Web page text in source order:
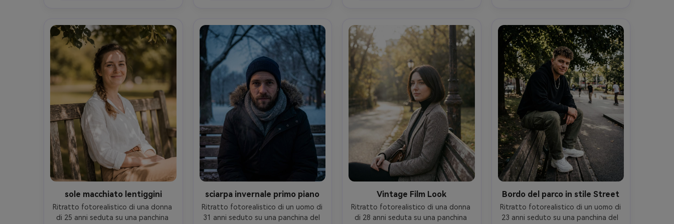
alberi, Sony A7R V, 35mm f/1.8,
ritratto ambientale con panca e
percorso visibili, composizione
regola dei terzi, umore fresco e
energico, lucentezza realistica del
sudore, ombre naturali, alta
risoluzione, messa a fuoco nitida,
pulita e moderna classificazione dei
colori- -ar 4:5
R6 Mark II, 85mm f/1.4, bokeh
profondità bassa, ritratto stretto,
sensazione documentaria sincera,
dettagli realistici della pelle,
contrasto naturale, alta risoluzione,
messa a fuoco nitida sugli occhi e
sui denti, sottile grado di colore
filmico- -ar 4:5
editoriale da un angolo leggermente
basso, umore sofisticato, struttura
realistica della pelle, fibre del
cappotto fresche, alta risoluzione,
messa a fuoco nitida, classico colore
neutro- -ar 4:5
spalle centrate, distrazioni di
sfondo minime, umore introspettivo
tranquillo, struttura della pelle
realistica, ombre naturali, alta
risoluzione, messa a fuoco nitida,
grado di colore realistico- -ar 4:5
sole macchiato lentiggini
Ritratto fotorealistico di una donna
di 25 anni seduta su una panchina
sciarpa invernale primo piano
Ritratto fotorealistico di un uomo di
31 anni seduto su una panchina del
Vintage Film Look
Ritratto fotorealistico di una donna
di 28 anni seduta su una panchina
Bordo del parco in stile Street
Ritratto fotorealistico di un uomo di
23 anni seduto su una panchina del